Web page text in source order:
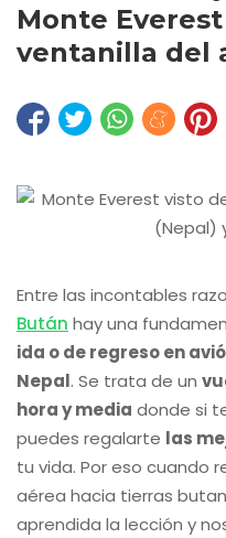
Monte
ventanilla del
Entre las incontables
Bután hay una
ida o de regreso en
Nepal. Se trata de un
hora y media donde si
puedes regalarte las
tu vida. Por eso cuando
aérea hacia tierras
aprendida la lección y